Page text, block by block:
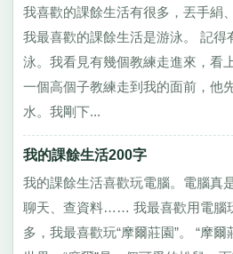
我喜歡的課餘生活有很多，丟手絹
我最喜歡的課餘生活是游泳。 記得
泳。我看見有幾個教練走進來，看
一個高個子教練走到我的面前，他
水。我剛下...
我的課餘生活200字
我的課餘生活喜歡玩電腦。電腦真
聊天、查資料…… 我最喜歡用電腦
多，我最喜歡玩“摩爾莊園”。 “摩